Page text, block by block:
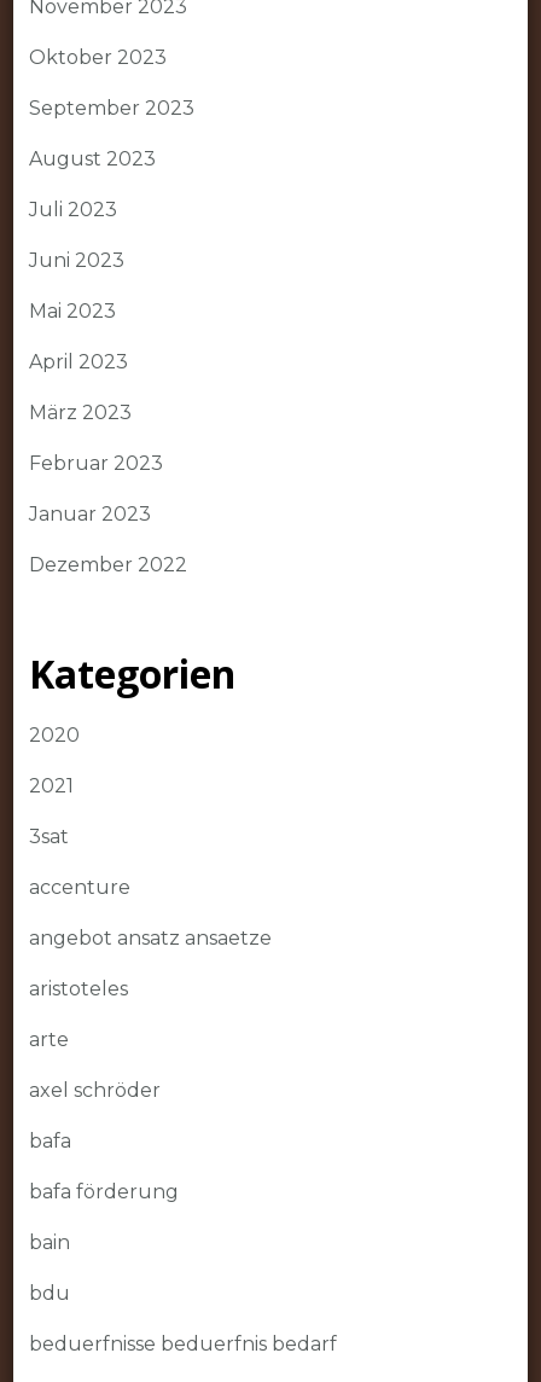
November 2023
Oktober 2023
September 2023
August 2023
Juli 2023
Juni 2023
Mai 2023
April 2023
März 2023
Februar 2023
Januar 2023
Dezember 2022
Kategorien
2020
2021
3sat
accenture
angebot ansatz ansaetze
aristoteles
arte
axel schröder
bafa
bafa förderung
bain
bdu
beduerfnisse beduerfnis bedarf